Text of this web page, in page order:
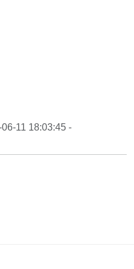
11 18:03:45 -